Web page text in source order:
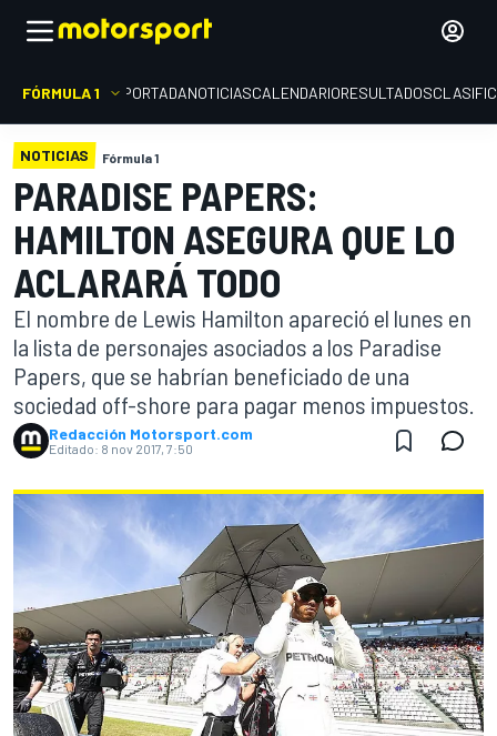
FÓRMULA 1 PORTADANOTICIASCALENDARIORESULTADOS
NOTICIAS Fórmula 1
PARADISE PAPERS:
HAMILTON ASEGURA QUE LO
ACLARARÁ TODO
El nombre de Lewis Hamilton apareció el lunes en
la lista de personajes asociados a los Paradise
Papers, que se habrían beneficiado de una
sociedad off-shore para pagar menos impuestos.
Redacción Motorsport.com
Editado: 8 nov 2017, 7:50